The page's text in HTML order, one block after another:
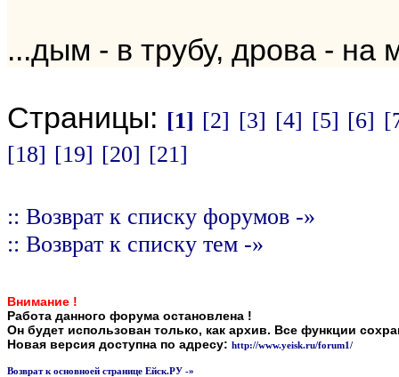
...дым - в трубу, дрова - на
Страницы: [1] [2] [3] [4] [5] [6]
[18] [19] [20] [21]
:: Возврат к списку форумов -»
:: Возврат к списку тем -»
Внимание !
Работа данного форума остановлена !
Он будет использован только, как архив. Все функции
Новая версия доступна по адресу: http://www.yeisk.ru/forum1/
Возврат к основноей странице Ейск.РУ -»